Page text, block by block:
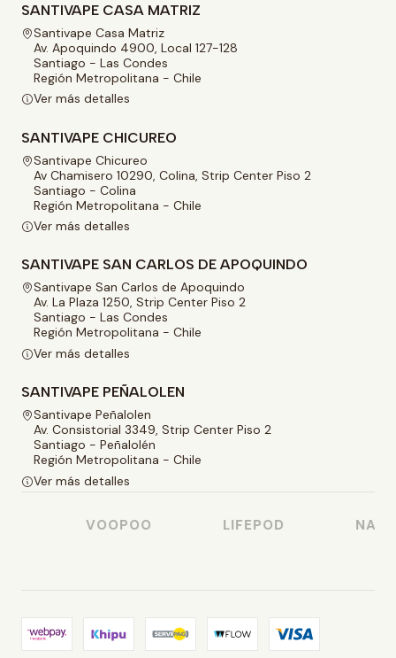
SANTIVAPE CASA MATRIZ
Santivape Casa Matriz
Av. Apoquindo 4900, Local 127-128
Santiago - Las Condes
Región Metropolitana - Chile
Ver más detalles
SANTIVAPE CHICUREO
Santivape Chicureo
Av Chamisero 10290, Colina, Strip Center Piso 2
Santiago - Colina
Región Metropolitana - Chile
Ver más detalles
SANTIVAPE SAN CARLOS DE APOQUINDO
Santivape San Carlos de Apoquindo
Av. La Plaza 1250, Strip Center Piso 2
Santiago - Las Condes
Región Metropolitana - Chile
Ver más detalles
SANTIVAPE PEÑALOLEN
Santivape Peñalolen
Av. Consistorial 3349, Strip Center Piso 2
Santiago - Peñalolén
Región Metropolitana - Chile
Ver más detalles
VOOPOO LIFEPOD